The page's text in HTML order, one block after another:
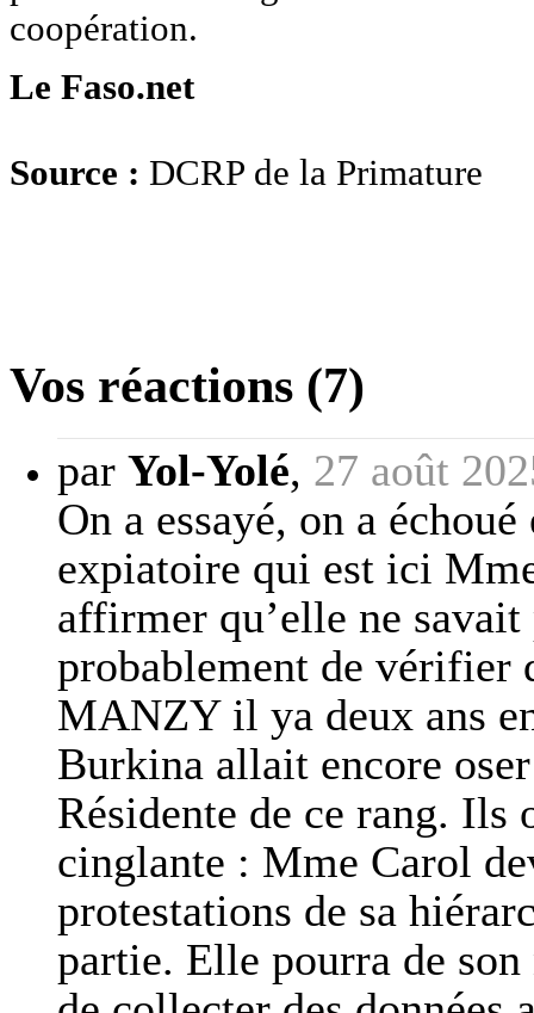
coopération.
Le Faso.net
Source : DCRP de la Primature
Vos réactions (7)
par Yol-Yolé, 27 août
On a essayé, on a
expiatoire qui est ici
affirmer qu’elle ne
probablement de vérifier
MANZY il ya deux ans
Burkina allait encore
Résidente de ce rang. Ils
cinglante : Mme Carol
protestations de sa
partie. Elle pourra de